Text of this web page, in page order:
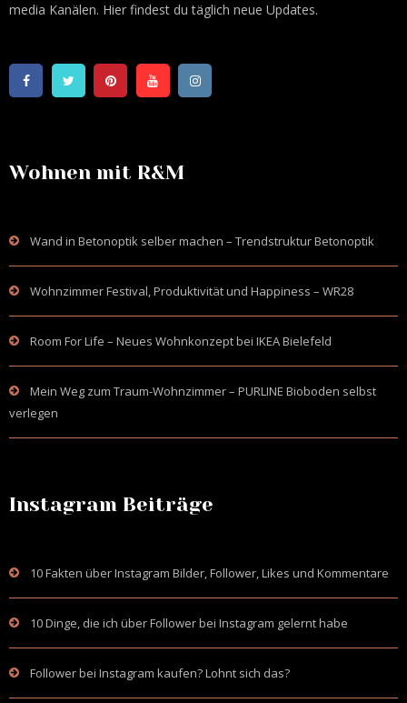
media Kanälen. Hier findest du täglich neue Updates.
Wohnen mit R&M
Wand in Betonoptik selber machen – Trendstruktur Betonoptik
Wohnzimmer Festival, Produktivität und Happiness – WR28
Room For Life – Neues Wohnkonzept bei IKEA Bielefeld
Mein Weg zum Traum-Wohnzimmer – PURLINE Bioboden selbst
verlegen
Instagram Beiträge
10 Fakten über Instagram Bilder, Follower, Likes und Kommentare
10 Dinge, die ich über Follower bei Instagram gelernt habe
Follower bei Instagram kaufen? Lohnt sich das?